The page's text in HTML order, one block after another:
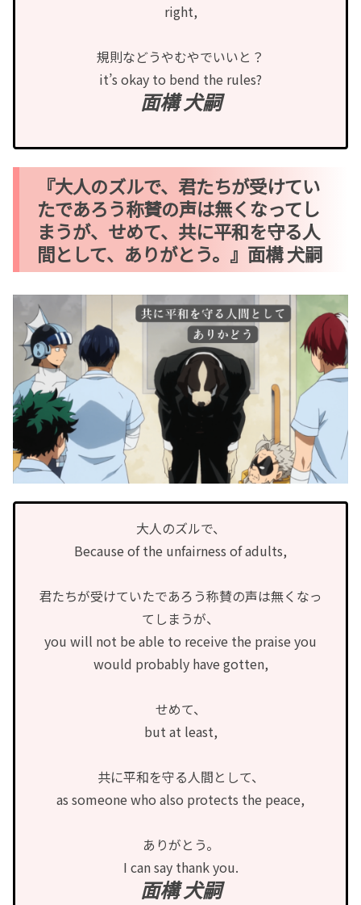
right,
規則などうやむやでいいと？
it’s okay to bend the rules?
面構 犬嗣
『大人のズルで、君たちが受けてい
たであろう称賛の声は無くなってし
まうが、せめて、共に平和を守る人
間として、ありがとう。』面構 犬嗣
大人のズルで、
Because of the unfairness of adults,
君たちが受けていたであろう称賛の声は無くなっ
てしまうが、
you will not be able to receive the praise you
would probably have gotten,
せめて、
but at least,
共に平和を守る人間として、
as someone who also protects the peace,
ありがとう。
I can say thank you.
面構 犬嗣